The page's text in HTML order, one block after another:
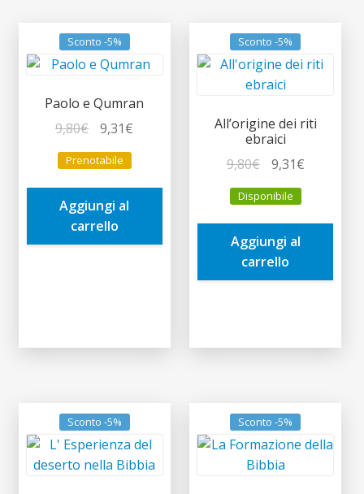
Sconto -5%
Paolo e Qumran
9,80€
prezzo
originale
era:
9,80€.
9,31€
è:
Prenotabile
Aggiungi al
carrello
Sconto -5%
All’origine dei riti
ebraici
9,80€
prezzo
originale
era:
9,80€.
9,31€Il
è:
Disponibile
Aggiungi al
carrello
Sconto -5% Sconto -5%